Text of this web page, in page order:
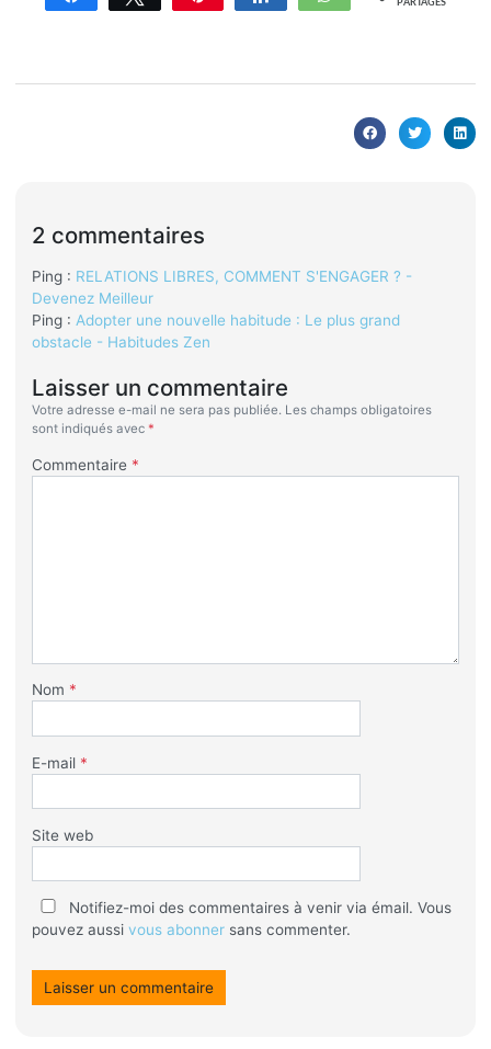
PARTAGES
2 commentaires
Ping : RELATIONS LIBRES, COMMENT S'ENGAGER ? -
Devenez Meilleur
Ping : Adopter une nouvelle habitude : Le plus grand
obstacle - Habitudes Zen
Laisser un commentaire
Votre adresse e-mail ne sera pas publiée. Les champs obligatoires
sont indiqués avec *
Commentaire *
Nom *
E-mail *
Site web
Notifiez-moi des commentaires à venir via émail. Vous
pouvez aussi vous abonnersans commenter.